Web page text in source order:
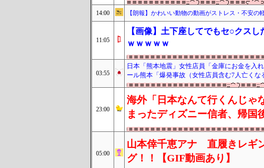
14:00 【朗報】かわいい動物の動画がストレス・不安
11:05
【画像】土下座してでもセ○クス
ｗｗｗｗｗ
03:55
日本「熊本地震」女性店員「金庫にお金を入
ール熊本「爆発事故（女性店員含む7人亡く
23:00
海外「日本なんて行くんじ
まったディズニー信者、帰国
05:00
山本倖千恵アナ 直履きレギ
グ！！【GIF動画あり】